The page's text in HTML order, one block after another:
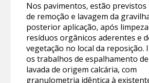
Nos pavimentos, estão
de remoção e lavagem da
posterior aplicação, após
resíduos orgânicos aderentes e
vegetação no local da reposição.
os trabalhos de espalhamento
lavada de origem calcária, com
granulometria idêntica à